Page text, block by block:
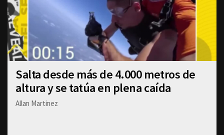
Salta desde más de 4.000 metros de
altura y se tatúa en plena caída
Allan Martinez